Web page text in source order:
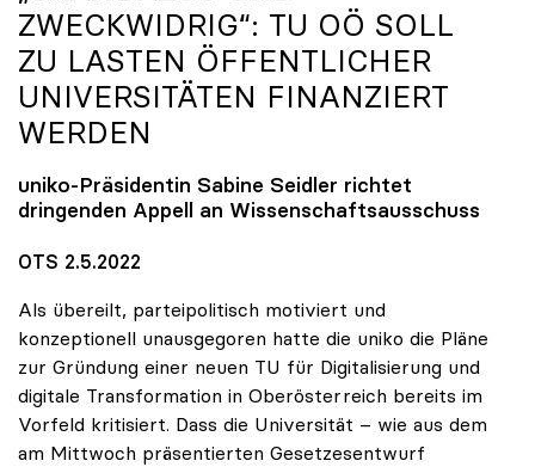
ZWECKWIDRIG“: TU OÖ SOLL
ZU LASTEN ÖFFENTLICHER
UNIVERSITÄTEN FINANZIERT
WERDEN
uniko-Präsidentin Sabine Seidler richtet
dringenden Appell an Wissenschaftsausschuss
OTS 2.5.2022
Als übereilt, parteipolitisch motiviert und
konzeptionell unausgegoren hatte die uniko die Pläne
zur Gründung einer neuen TU für Digitalisierung und
digitale Transformation in Oberösterreich bereits im
Vorfeld kritisiert. Dass die Universität – wie aus dem
am Mittwoch präsentierten Gesetzesentwurf